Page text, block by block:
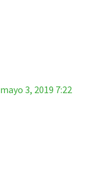
mayo 3, 2019 7:22